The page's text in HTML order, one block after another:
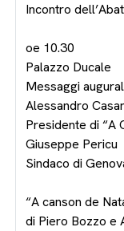
Incontro
oe 10.30
Palazzo Ducale
Messaggi
Alessandro
Presidente di “A
Giuseppe Pericu
Sindaco di
“A canson de
di Piero Bozzo e